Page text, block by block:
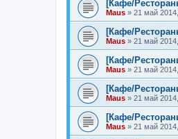
[Кафе/
Maus » 21 май
[Кафе/
Maus » 21 май
[Кафе/
Maus » 21 май
[Кафе/
Maus » 21 май
[Кафе/
Maus » 21 май